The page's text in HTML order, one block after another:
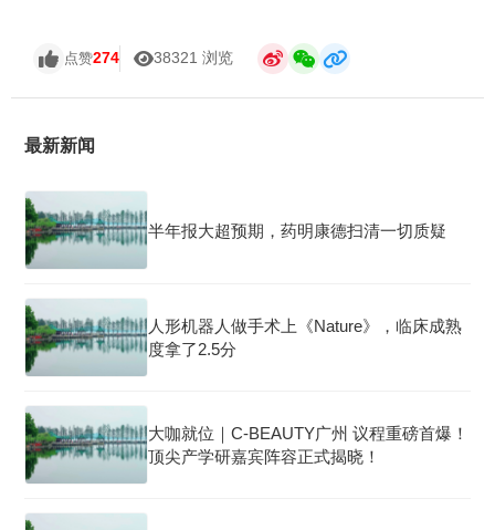
点赞274 38321 浏览
最新新闻
半年报大超预期，药明康德扫清一切质疑
人形机器人做手术上《Nature》，临床成熟
度拿了2.5分
大咖就位｜C-BEAUTY广州 议程重磅首爆！
顶尖产学研嘉宾阵容正式揭晓！